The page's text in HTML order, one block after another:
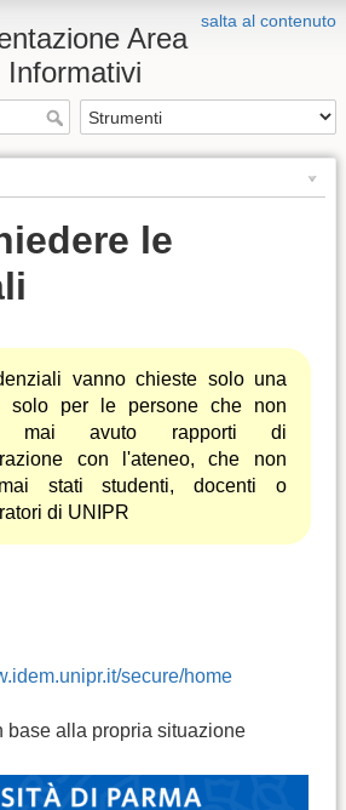
salta al contenuto
Area
Informativi
le
vanno chieste solo una
solo per le persone che non
mai avuto rapporti di
con l'ateneo, che non
stati studenti, docenti o
di UNIPR
secure/home
base alla propria situazione